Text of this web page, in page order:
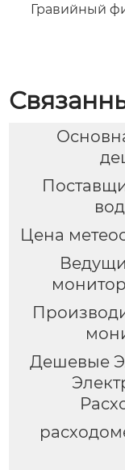
Гравийный
Цена
Дешевые